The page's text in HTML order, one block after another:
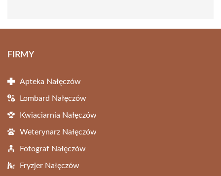
FIRMY
Apteka Nałęczów
Lombard Nałęczów
Kwiaciarnia Nałęczów
Weterynarz Nałęczów
Fotograf Nałęczów
Fryzjer Nałęczów